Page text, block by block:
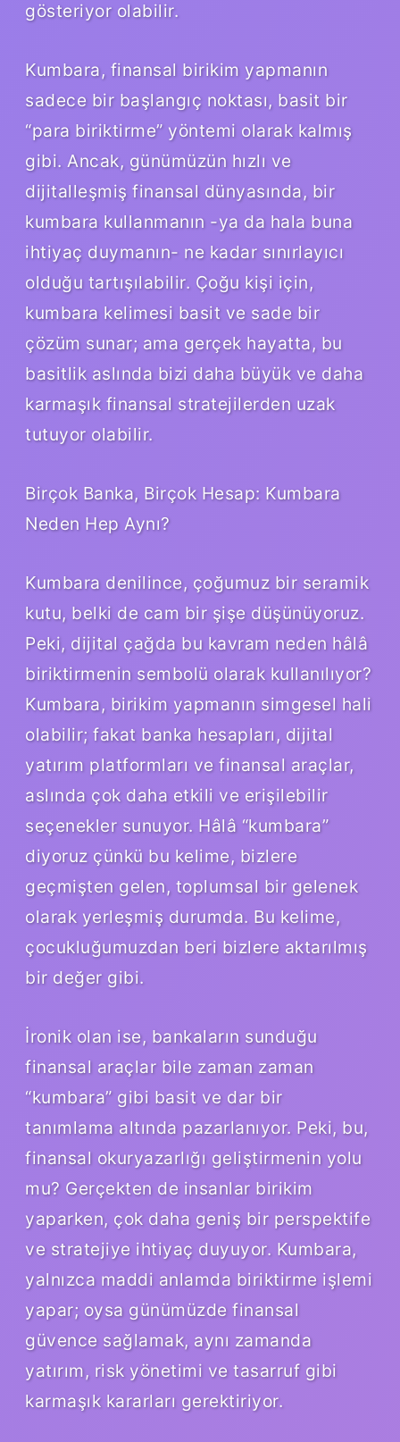
gösteriyor olabilir.
Kumbara, finansal birikim yapmanın
sadece bir başlangıç noktası, basit bir
“para biriktirme” yöntemi olarak kalmış
gibi. Ancak, günümüzün hızlı ve
dijitalleşmiş finansal dünyasında, bir
kumbara kullanmanın -ya da hala buna
ihtiyaç duymanın- ne kadar sınırlayıcı
olduğu tartışılabilir. Çoğu kişi için,
kumbara kelimesi basit ve sade bir
çözüm sunar; ama gerçek hayatta, bu
basitlik aslında bizi daha büyük ve daha
karmaşık finansal stratejilerden uzak
tutuyor olabilir.
Birçok Banka, Birçok Hesap: Kumbara
Neden Hep Aynı?
Kumbara denilince, çoğumuz bir seramik
kutu, belki de cam bir şişe düşünüyoruz.
Peki, dijital çağda bu kavram neden hâlâ
biriktirmenin sembolü olarak kullanılıyor?
Kumbara, birikim yapmanın simgesel hali
olabilir; fakat banka hesapları, dijital
yatırım platformları ve finansal araçlar,
aslında çok daha etkili ve erişilebilir
seçenekler sunuyor. Hâlâ “kumbara”
diyoruz çünkü bu kelime, bizlere
geçmişten gelen, toplumsal bir gelenek
olarak yerleşmiş durumda. Bu kelime,
çocukluğumuzdan beri bizlere aktarılmış
bir değer gibi.
İronik olan ise, bankaların sunduğu
finansal araçlar bile zaman zaman
“kumbara” gibi basit ve dar bir
tanımlama altında pazarlanıyor. Peki, bu,
finansal okuryazarlığı geliştirmenin yolu
mu? Gerçekten de insanlar birikim
yaparken, çok daha geniş bir perspektife
ve stratejiye ihtiyaç duyuyor. Kumbara,
yalnızca maddi anlamda biriktirme işlemi
yapar; oysa günümüzde finansal
güvence sağlamak, aynı zamanda
yatırım, risk yönetimi ve tasarruf gibi
karmaşık kararları gerektiriyor.